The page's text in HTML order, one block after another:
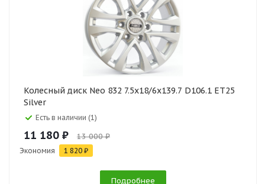
Колесный диск Neo 832 7.5x18/6x139.7 D106.1 ET25
Silver
Есть в наличии (1)
11 180 ₽ 13 000 ₽
Экономия 1 820 ₽
Подробнее